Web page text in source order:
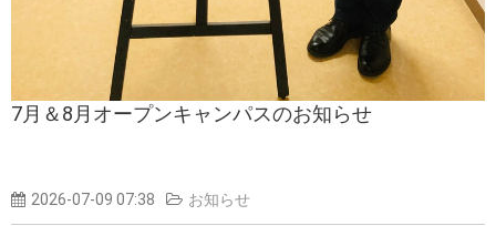
7月＆8月オープンキャンパスのお知らせ
2026-07-09 07:38 お知らせ